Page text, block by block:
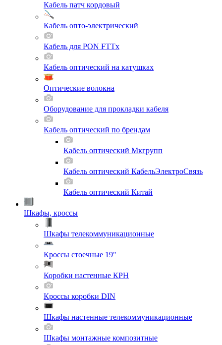
Кабель патч кордовый
Кабель опто-электрический
Кабель для PON FTTx
Кабель оптический на катушках
Оптические волокна
Оборудование для прокладки кабеля
Кабель оптический по брендам
Кабель оптический Мкгрупп
Кабель оптический КабельЭлектроСвязь
Кабель оптический Китай
Шкафы, кроссы
Шкафы телекоммуникационные
Кроссы стоечные 19"
Коробки настенные КРН
Кроссы коробки DIN
Шкафы настенные телекоммуникационные
Шкафы монтажные композитные